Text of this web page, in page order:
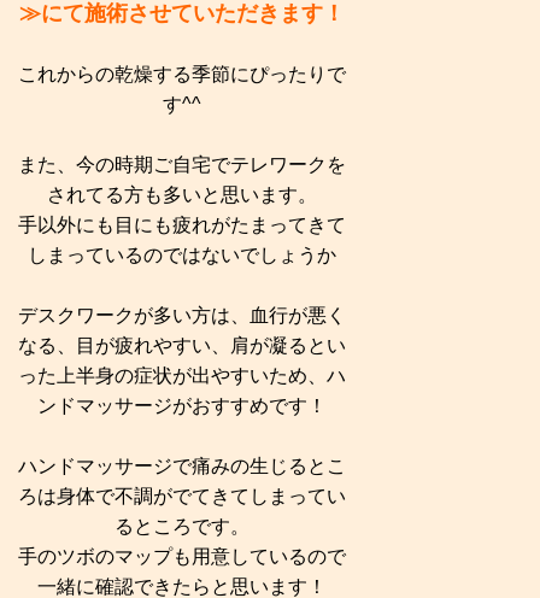
≫にて施術させていただきます！
これからの乾燥する季節にぴったりで
す^^
また、今の時期ご自宅でテレワークを
されてる方も多いと思います。
手以外にも目にも疲れがたまってきて
しまっているのではないでしょうか
デスクワークが多い方は、血行が悪く
なる、目が疲れやすい、肩が凝るとい
った上半身の症状が出やすいため、ハ
ンドマッサージがおすすめです！
ハンドマッサージで痛みの生じるとこ
ろは身体で不調がでてきてしまってい
るところです。
手のツボのマップも用意しているので
一緒に確認できたらと思います！